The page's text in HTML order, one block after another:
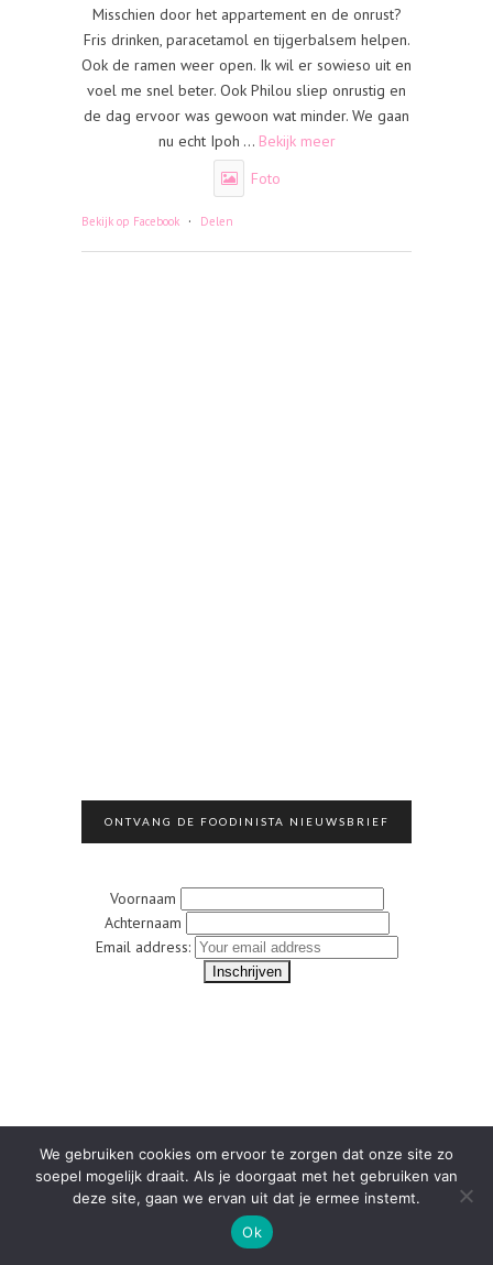
Misschien door het appartement en de onrust?
Fris drinken, paracetamol en tijgerbalsem helpen.
Ook de ramen weer open. Ik wil er sowieso uit en
voel me snel beter. Ook Philou sliep onrustig en
de dag ervoor was gewoon wat minder. We gaan
nu echt Ipoh ... Bekijk meer
Foto
Bekijk op Facebook · Delen
ONTVANG DE FOODINISTA NIEUWSBRIEF
Voornaam
Achternaam
Email address:
We gebruiken cookies om ervoor te zorgen dat onze site zo
soepel mogelijk draait. Als je doorgaat met het gebruiken van
deze site, gaan we ervan uit dat je ermee instemt.
Ok